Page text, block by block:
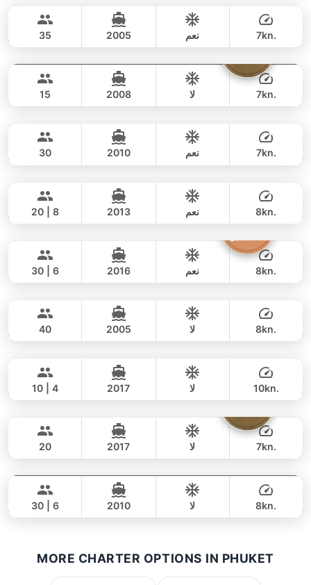
34,100 THB
LAGOON 44FT
48,000 THB
42,400 THB
35 2005 نعم 7kn.
ADMIRAL SA 40FT
35,300 THB
15 2008 لا 7kn.
LAGOON 50FT
37,700 THB
30 2010 نعم 7kn.
LAGOON 45FT
69,000 THB
53,000 THB
20 | 8 2013 نعم 8kn.
LAGOON 45FT
38,800 THB
30 | 6 2016 نعم 8kn.
LEOPARD 47FT
42,400 THB
40 2005 لا 8kn.
STEALTH - ASIA CATAMARANS 43FT
52,000 THB
35,300 THB
10 | 4 2017 لا 10kn.
LEOPARD 38FT
42,000 THB
34,100 THB
20 2017 لا 7kn.
FOUNTAINE PAJOT 46FT
36,500 THB
30 | 6 2010 لا 8kn.
MORE CHARTER OPTIONS IN PHUKET